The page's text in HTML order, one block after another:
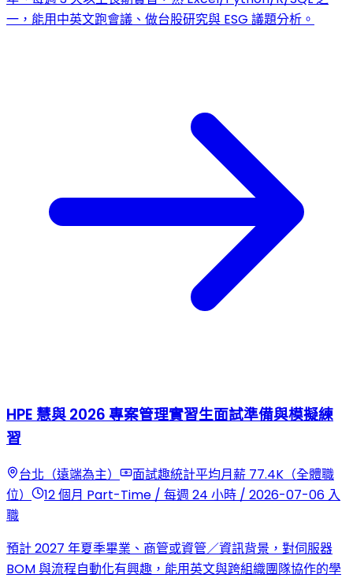
一，能用中英文跑會議、做台股研究與 ESG 議題分析。
HPE 慧與 2026 專案管理實習生面試準備與模擬練
習
台北（遠端為主）
面試趣統計平均月薪 77.4K（全體職
位）
12 個月 Part-Time / 每週 24 小時 / 2026-07-06 入
職
預計 2027 年夏季畢業、商管或資管／資訊背景，對伺服器
BOM 與流程自動化有興趣，能用英文與跨組織團隊協作的學